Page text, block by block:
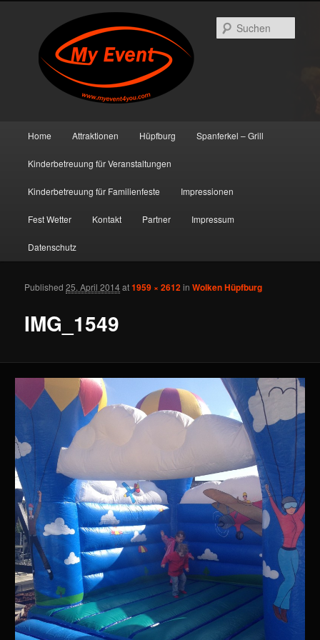
Zum primären Inhalt springen
Zum sekundären Inhalt springen
Home Attraktionen Hüpfburg Spanferkel – Grill
Kinderbetreuung für Veranstaltungen
Kinderbetreuung für Familienfeste Impressionen
Fest Wetter Kontakt Partner Impressum
Datenschutz
IMG_1549
Published25. April 2014at1959 × 2612inWolken Hüpfburg